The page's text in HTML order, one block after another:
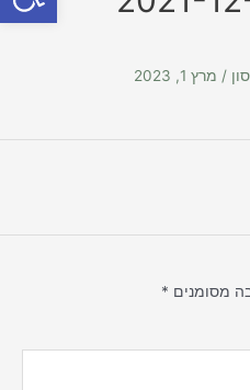
/ מרץ 1, 2023
מסומנים *